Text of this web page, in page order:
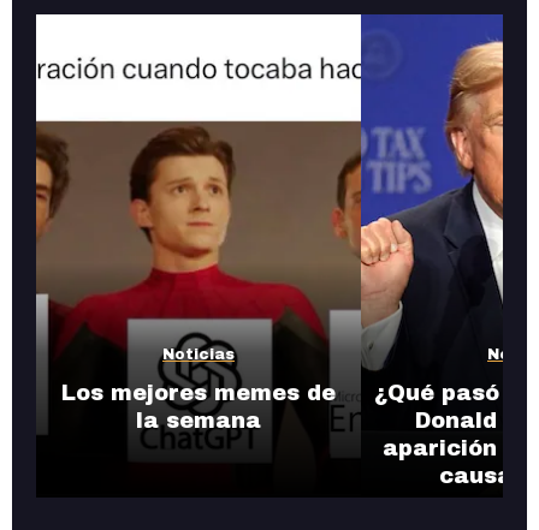
Noticias
Los mejores memes de
la semana
¿Qué pasó
Donald
aparición en
causa